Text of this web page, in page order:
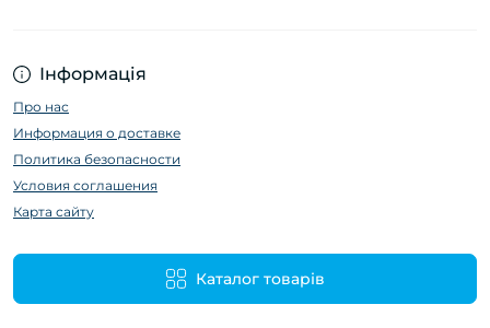
Інформація
Про нас
Информация о доставке
Политика безопасности
Условия соглашения
Карта сайту
Каталог товарів